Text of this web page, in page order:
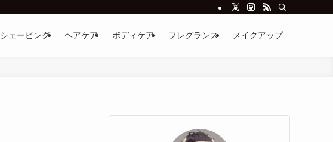
シェービング ヘアケア ボディケア フレグランス メイクアップ